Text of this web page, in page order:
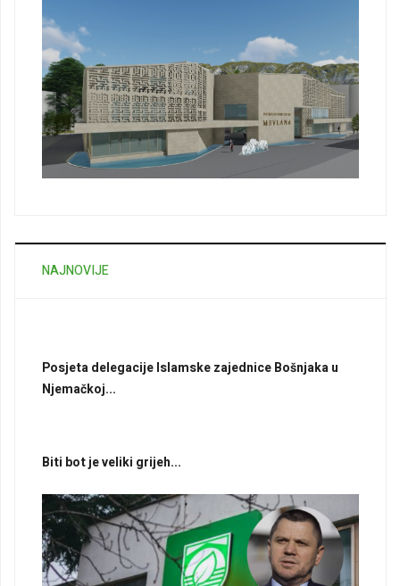
NAJNOVIJE
Posjeta delegacije Islamske zajednice Bošnjaka u
Njemačkoj...
Biti bot je veliki grijeh...